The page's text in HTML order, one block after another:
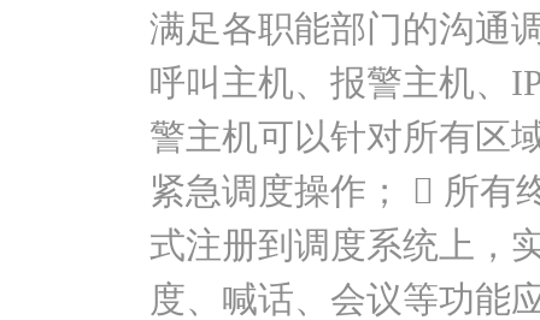
满足各职能部门的沟通
呼叫主机、报警主机、
警主机可以针对所有区
紧急调度操作；  所有
式注册到调度系统上，
度、喊话、会议等功能